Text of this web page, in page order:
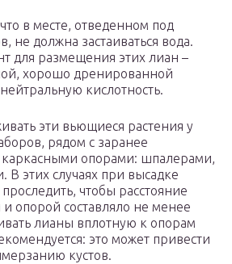
в месте, отведенном под
не должна застаиваться вода.
для размещения этих лиан –
хорошо дренированной
кислотность.
эти вьющиеся растения у
рядом с заранее
опорами: шпалерами,
В этих случаях при высадке
чтобы расстояние
опорой составляло не менее
лианы вплотную к опорам
это может привести
кустов.